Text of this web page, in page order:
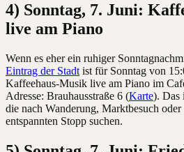
4) Sonntag, 7. Juni:
live am Piano
Wenn es eher ein ruhiger
Eintrag der Stadt ist für Sonntag von
Kaffeehaus-Musik live am Piano im
Adresse: Brauhausstraße 6 (Karte). Das
die nach Wanderung, Marktbesuch
entspannten Stopp suchen.